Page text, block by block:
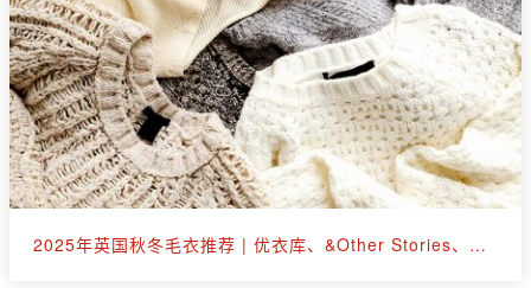
2025年英国秋冬毛衣推荐 | 优衣库、&Other Stories、拉夫劳伦等30+款